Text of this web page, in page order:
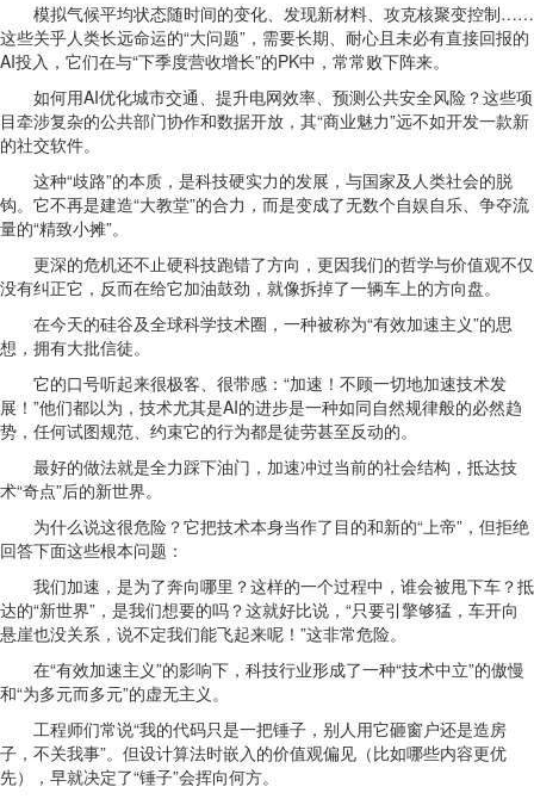
模拟气候平均状态随时间的变化、发现新材料、攻克核聚变控制……
这些关乎人类长远命运的“大问题”，需要长期、耐心且未必有直接回报的
AI投入，它们在与“下季度营收增长”的PK中，常常败下阵来。
如何用AI优化城市交通、提升电网效率、预测公共安全风险？这些项
目牵涉复杂的公共部门协作和数据开放，其“商业魅力”远不如开发一款新
的社交软件。
这种“歧路”的本质，是科技硬实力的发展，与国家及人类社会的脱
钩。它不再是建造“大教堂”的合力，而是变成了无数个自娱自乐、争夺流
量的“精致小摊”。
更深的危机还不止硬科技跑错了方向，更因我们的哲学与价值观不仅
没有纠正它，反而在给它加油鼓劲，就像拆掉了一辆车上的方向盘。
在今天的硅谷及全球科学技术圈，一种被称为“有效加速主义”的思
想，拥有大批信徒。
它的口号听起来很极客、很带感：“加速！不顾一切地加速技术发
展！”他们都以为，技术尤其是AI的进步是一种如同自然规律般的必然趋
势，任何试图规范、约束它的行为都是徒劳甚至反动的。
最好的做法就是全力踩下油门，加速冲过当前的社会结构，抵达技
术“奇点”后的新世界。
为什么说这很危险？它把技术本身当作了目的和新的“上帝”，但拒绝
回答下面这些根本问题：
我们加速，是为了奔向哪里？这样的一个过程中，谁会被甩下车？抵
达的“新世界”，是我们想要的吗？这就好比说，“只要引擎够猛，车开向
悬崖也没关系，说不定我们能飞起来呢！”这非常危险。
在“有效加速主义”的影响下，科技行业形成了一种“技术中立”的傲慢
和“为多元而多元”的虚无主义。
工程师们常说“我的代码只是一把锤子，别人用它砸窗户还是造房
子，不关我事”。但设计算法时嵌入的价值观偏见（比如哪些内容更优
先），早就决定了“锤子”会挥向何方。